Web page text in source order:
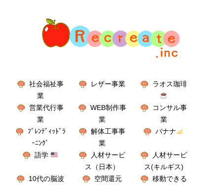
社会福祉事
業
レザー事業 ラオス珈琲
営業代行事
業
WEB制作事
業
コンサル事
業
ﾌﾞﾚﾝﾃﾞｨｯﾄﾞﾗ
ｰﾆﾝｸﾞ
解体工事事
業
バナナ
語学
人材サービ
ス（日本）
人材サービ
ス(キルギス)
10代の脳波
空間還元
移動できる